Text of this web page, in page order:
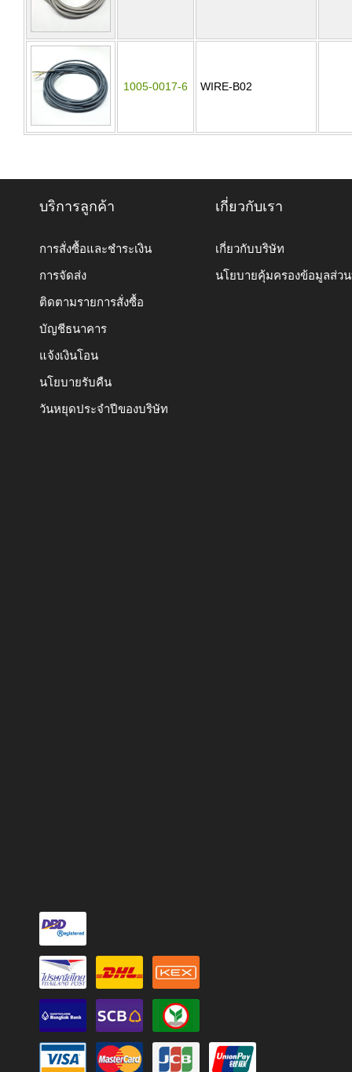
1005-0017-6 WIRE-B02
บริการลูกค้า
การสั่งซื้อและชำระเงิน
การจัดส่ง
ติดตามรายการสั่งซื้อ
บัญชีธนาคาร
แจ้งเงินโอน
นโยบายรับคืน
วันหยุดประจำปีของบริษัท
เกี่ยวกับเรา
เกี่ยวกับบริษัท
นโยบายคุ้มครองข้อมูลส่ว